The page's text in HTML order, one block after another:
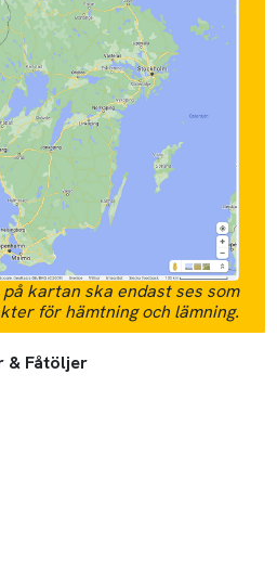
kartan ska endast ses som
för hämtning och lämning.
& Fåtöljer